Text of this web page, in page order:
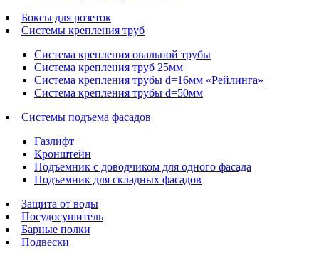
Боксы для розеток
Системы крепления труб
Система крепления овальной трубы
Система крепления труб 25мм
Система крепления трубы d=16мм «Рейлинга»
Система крепления трубы d=50мм
Системы подъема фасадов
Газлифт
Кронштейн
Подъемник с доводчиком для одного фасада
Подъемник для складных фасадов
Защита от воды
Посудосушитель
Барные полки
Подвески